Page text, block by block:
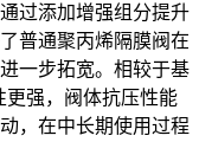
过添加增强组分提升
普通聚丙烯隔膜阀在
一步拓宽。相较于基
更强，阀体抗压性能
，在中长期使用过程